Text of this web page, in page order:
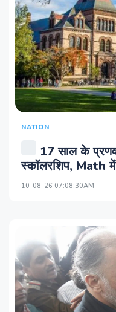
NATION
17 साल के
स्कॉलरशिप, Math
10-08-26 07:08:30AM